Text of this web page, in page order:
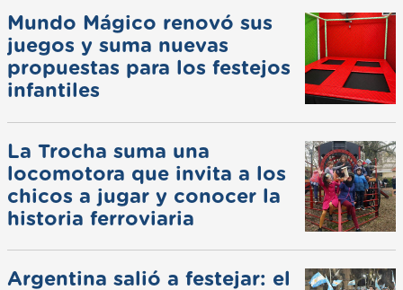
Mundo Mágico renovó sus
juegos y suma nuevas
propuestas para los festejos
infantiles
La Trocha suma una
locomotora que invita a los
chicos a jugar y conocer la
historia ferroviaria
Argentina salió a festejar: el